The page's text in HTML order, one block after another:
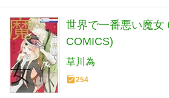
世界で一番悪い魔女
COMICS)
草川為
254